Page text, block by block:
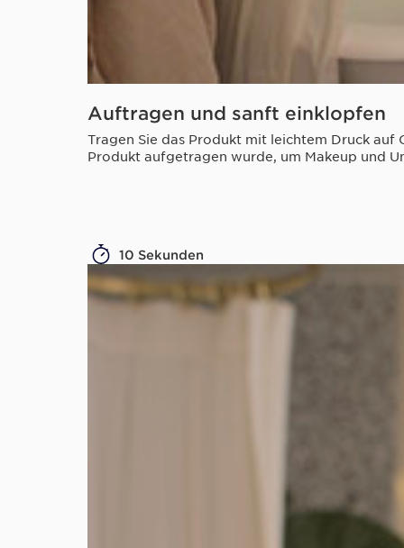
Auftragen und sanft einklopfen
Tragen Sie das Produkt mit leichtem Druck auf
Produkt aufgetragen wurde, um Makeup und
10 Sekunden